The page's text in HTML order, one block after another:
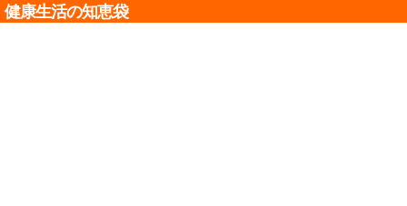
健康生活の知恵袋